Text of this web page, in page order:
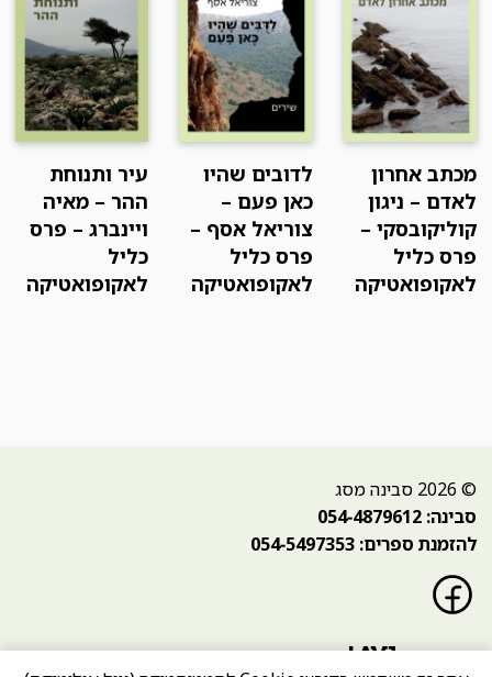
מכתב אחרון
לאדם – ניגון
קוליקובסקי –
פרס כליל
לאקופואטיקה
לדובים שהיו
כאן פעם –
צוריאל אסף –
פרס כליל
לאקופואטיקה
עיר ותנוחת
ההר – מאיה
ויינברג – פרס
כליל
לאקופואטיקה
© 2026 סבינה מסג
סבינה: 054-4879612
להזמנת ספרים: 054-5497353
בניית אתר: